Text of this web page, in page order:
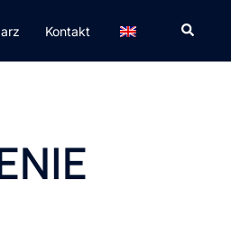
Kontakt